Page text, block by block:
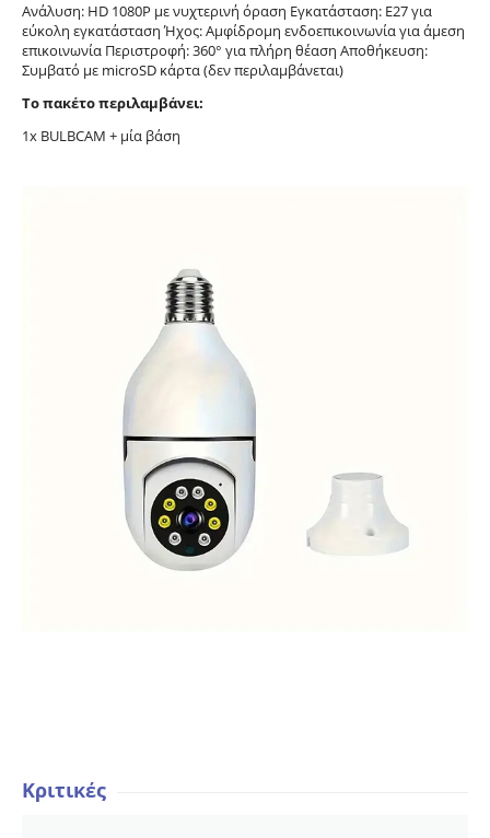
Ανάλυση: HD 1080P με νυχτερινή όραση Εγκατάσταση: Ε27 για
εύκολη εγκατάσταση Ήχος: Αμφίδρομη ενδοεπικοινωνία για άμεση
επικοινωνία Περιστροφή: 360° για πλήρη θέαση Αποθήκευση:
Συμβατό με microSD κάρτα (δεν περιλαμβάνεται)
Το πακέτο περιλαμβάνει:
1x BULBCAM + μία βάση
Κριτικές